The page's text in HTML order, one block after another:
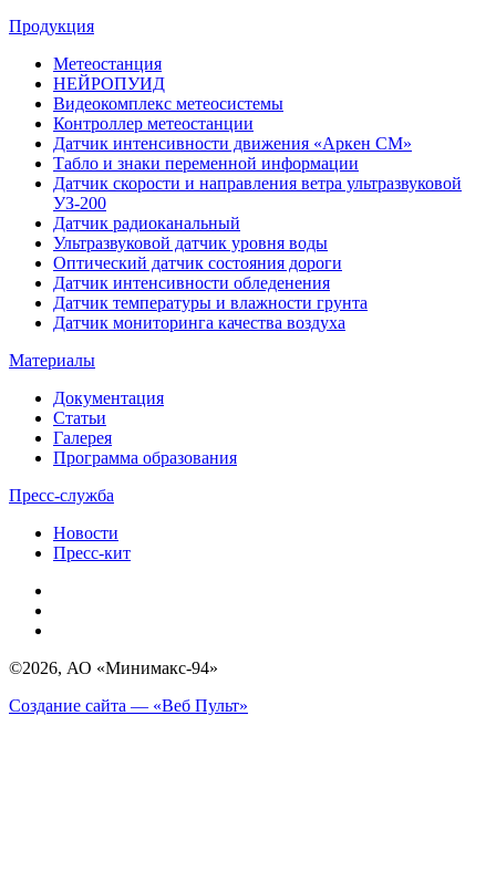
Продукция
Метеостанция
НЕЙРОПУИД
Видеокомплекс метеосистемы
Контроллер метеостанции
Датчик интенсивности движения «Аркен СМ»
Табло и знаки переменной информации
Датчик скорости и направления ветра ультразвуковой
УЗ-200
Датчик радиоканальный
Ультразвуковой датчик уровня воды
Оптический датчик состояния дороги
Датчик интенсивности обледенения
Датчик температуры и влажности грунта
Датчик мониторинга качества воздуха
Материалы
Документация
Статьи
Галерея
Программа образования
Пресс-служба
Новости
Пресс-кит
©2026, АО «Минимакс-94»
Создание сайта — «Веб Пульт»